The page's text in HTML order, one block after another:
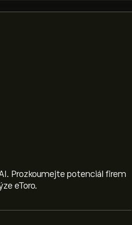
Prozkoumejte potenciál firem
eToro.